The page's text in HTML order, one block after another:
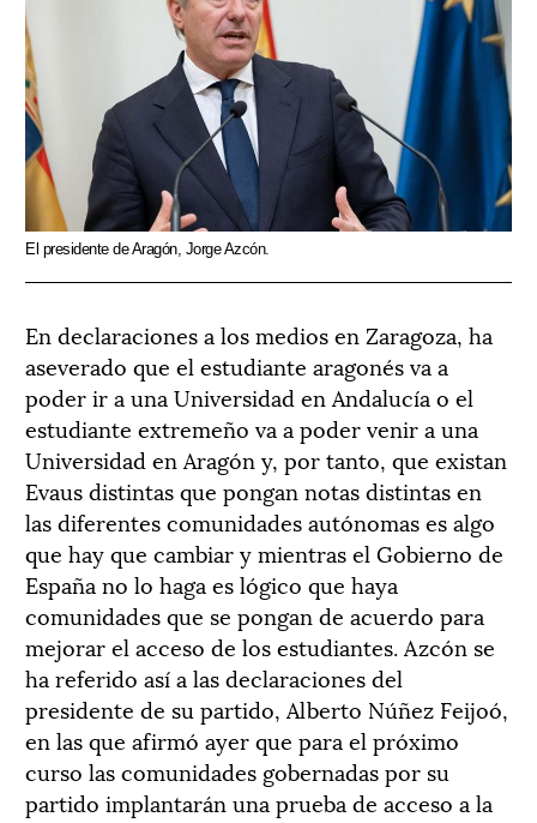
El presidente de Aragón, Jorge Azcón.
En declaraciones a los medios en Zaragoza, ha
aseverado que el estudiante aragonés va a
poder ir a una Universidad en Andalucía o el
estudiante extremeño va a poder venir a una
Universidad en Aragón y, por tanto, que existan
Evaus distintas que pongan notas distintas en
las diferentes comunidades autónomas es algo
que hay que cambiar y mientras el Gobierno de
España no lo haga es lógico que haya
comunidades que se pongan de acuerdo para
mejorar el acceso de los estudiantes. Azcón se
ha referido así a las declaraciones del
presidente de su partido, Alberto Núñez Feijoó,
en las que afirmó ayer que para el próximo
curso las comunidades gobernadas por su
partido implantarán una prueba de acceso a la